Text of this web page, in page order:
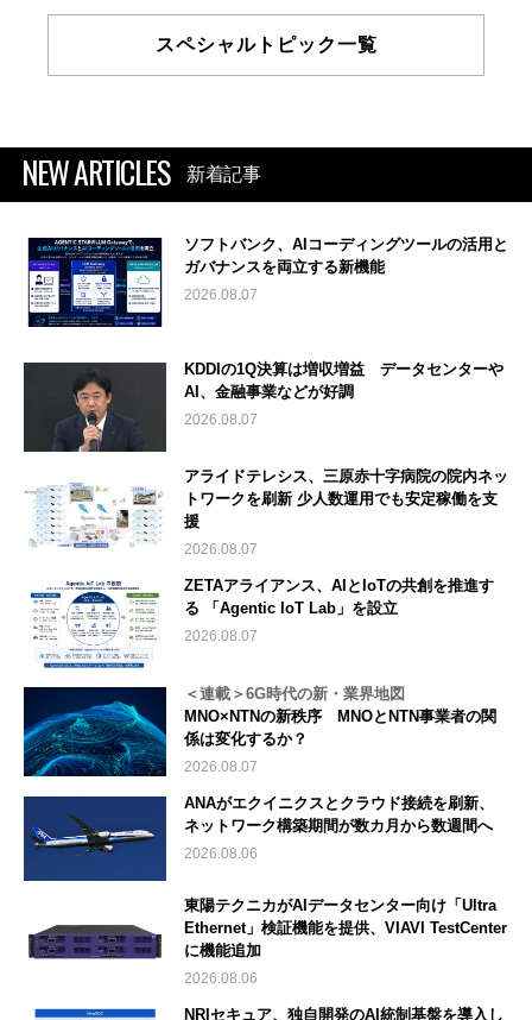
スペシャルトピック一覧
NEW ARTICLES 新着記事
ソフトバンク、AIコーディングツールの活用と
ガバナンスを両立する新機能
2026.08.07
KDDIの1Q決算は増収増益 データセンターや
AI、金融事業などが好調
2026.08.07
アライドテレシス、三原赤十字病院の院内ネッ
トワークを刷新 少人数運用でも安定稼働を支
援
2026.08.07
ZETAアライアンス、AIとIoTの共創を推進す
る 「Agentic IoT Lab」を設立
2026.08.07
＜連載＞6G時代の新・業界地図
MNO×NTNの新秩序 MNOとNTN事業者の関
係は変化するか？
2026.08.07
ANAがエクイニクスとクラウド接続を刷新、
ネットワーク構築期間が数カ月から数週間へ
2026.08.06
東陽テクニカがAIデータセンター向け「Ultra
Ethernet」検証機能を提供、VIAVI TestCenter
に機能追加
2026.08.06
NRIセキュア、独自開発のAI統制基盤を導入し